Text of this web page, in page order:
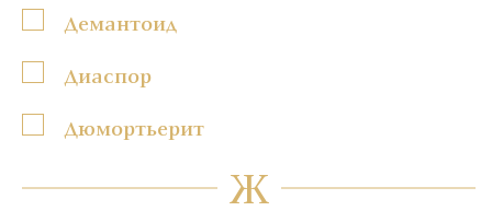
Демантоид
Диаспор
Дюмортьерит
Ж